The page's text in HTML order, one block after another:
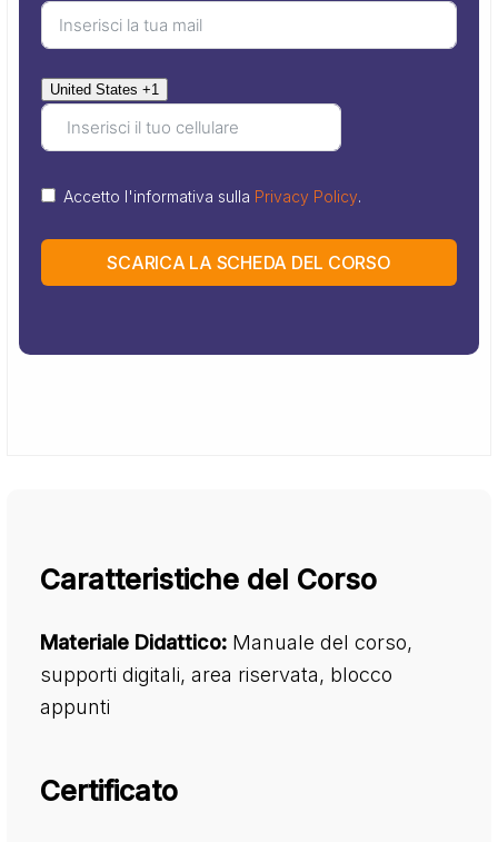
United States +1
Accetto l'informativa sulla Privacy Policy.
SCARICA LA SCHEDA DEL CORSO
Caratteristiche del Corso
Materiale Didattico: Manuale del corso,
supporti digitali, area riservata, blocco
appunti
Certificato